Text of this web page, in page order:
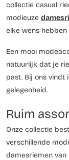
collectie casual
modieuze
elke wens
Een mooi
natuurlijk dat je
past. Bij ons vindt
gelegenheid.
Ruim
Onze collectie
verschillende
damesriemen van